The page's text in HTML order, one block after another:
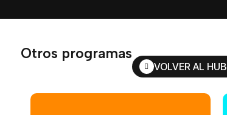
Otros programas
VOLVER AL HUB